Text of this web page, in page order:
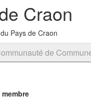
Craon
Pays de Craon
de
membre